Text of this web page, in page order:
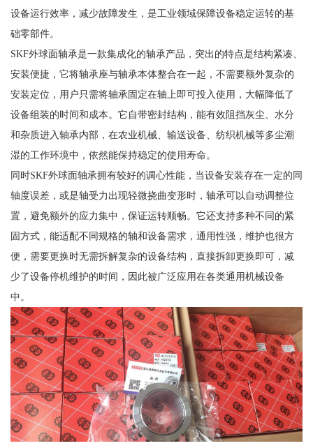
设备运行效率，减少故障发生，是工业领域保障设备稳定运转的基
础零部件。
SKF外球面轴承是一款集成化的轴承产品，突出的特点是结构紧凑、
安装便捷，它将轴承座与轴承本体整合在一起，不需要额外复杂的
安装定位，用户只需将轴承固定在轴上即可投入使用，大幅降低了
设备组装的时间和成本。它自带密封结构，能有效阻挡灰尘、水分
和杂质进入轴承内部，在农业机械、输送设备、纺织机械等多尘潮
湿的工作环境中，依然能保持稳定的使用寿命。
同时SKF外球面轴承拥有较好的调心性能，当设备安装存在一定的同
轴度误差，或是轴受力出现轻微挠曲变形时，轴承可以自动调整位
置，避免额外的应力集中，保证运转顺畅。它还支持多种不同的紧
固方式，能适配不同规格的轴和设备需求，通用性强，维护也很方
便，需要更换时无需拆解复杂的设备结构，直接拆卸更换即可，减
少了设备停机维护的时间，因此被广泛应用在各类通用机械设备
中。